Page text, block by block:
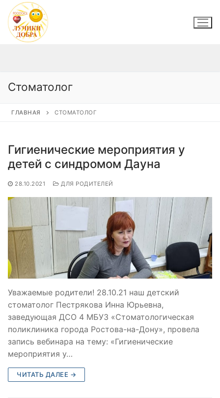
Перейти
содержимому
Стоматолог
ГЛАВНАЯ СТОМАТОЛОГ
Гигиенические мероприятия у
детей с синдромом Дауна
28.10.2021 ДЛЯ РОДИТЕЛЕЙ
Уважаемые родители! 28.10.21 наш детский
стоматолог Пестрякова Инна Юрьевна,
заведующая ДСО 4 МБУЗ «Стоматологическая
поликлиника города Ростова-на-Дону», провела
запись вебинара на тему: «Гигиенические
мероприятия у…
ЧИТАТЬ ДАЛЕЕ →